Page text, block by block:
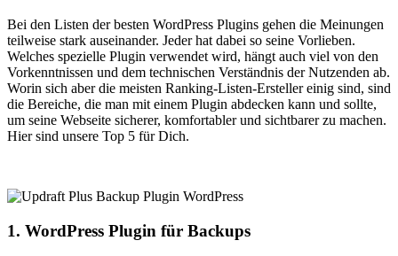
Bei den Listen der besten WordPress Plugins gehen die Meinungen
teilweise stark auseinander. Jeder hat dabei so seine Vorlieben.
Welches spezielle Plugin verwendet wird, hängt auch viel von den
Vorkenntnissen und dem technischen Verständnis der Nutzenden ab.
Worin sich aber die meisten Ranking-Listen-Ersteller einig sind, sind
die Bereiche, die man mit einem Plugin abdecken kann und sollte,
um seine Webseite sicherer, komfortabler und sichtbarer zu machen.
Hier sind unsere Top 5 für Dich.
1. WordPress Plugin für Backups